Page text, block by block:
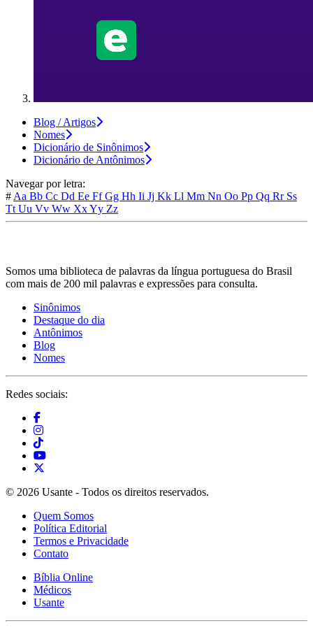
Blog / Artigos
Nomes
Dicionário de Sinônimos
Dicionário de Antônimos
Navegar por letra:
# Aa Bb Cc Dd Ee FfGg Hh Ii Jj Kk Ll Mm Nn Oo Pp Qq Rr Ss
Tt Uu Vv Ww XxYy Zz
Somos uma biblioteca de palavras da língua portuguesa do Brasil
com mais de 200 mil palavras e expressões para consulta.
Sinônimos
Destaque do dia
Antônimos
Blog
Nomes
Redes sociais:
© 2026 Usante - Todos os direitos reservados.
Quem Somos
Política Editorial
Termos e Privacidade
Contato
Bíblia Online
Médicos
Usante